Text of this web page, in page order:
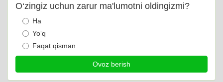
O‘zingiz uchun zarur ma'lumotni oldingizmi?
Ha
Yo‘q
Faqat qisman